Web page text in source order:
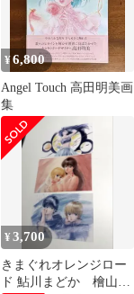
¥6,800
Angel Touch 高田明美画
集
¥3,700
きまぐれオレンジロー
ド 鮎川まどか 檜山ひ